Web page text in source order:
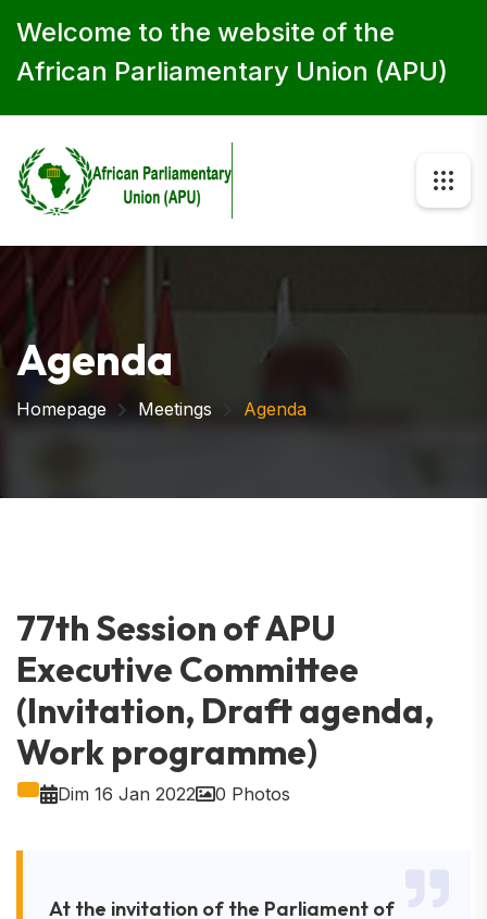
Welcome to the website of the
African Parliamentary Union (APU)
Agenda
Homepage Meetings Agenda
77th Session of APU
Executive Committee
(Invitation, Draft agenda,
Work programme)
Dim 16 Jan 2022 0 Photos
At the invitation of the Parliament of